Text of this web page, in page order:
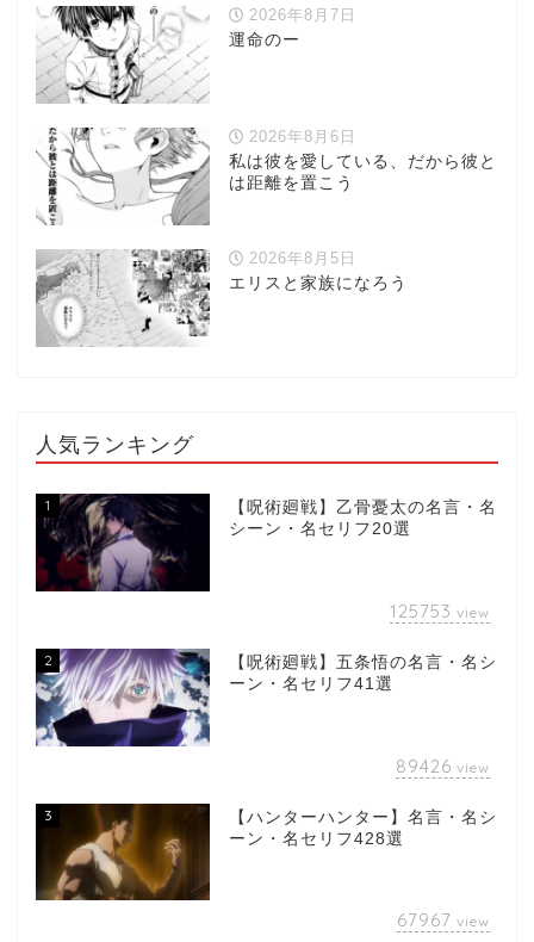
2026年8月7日
運命のー
2026年8月6日
私は彼を愛している、だから彼と
は距離を置こう
2026年8月5日
エリスと家族になろう
人気ランキング
1
【呪術廻戦】乙骨憂太の名言・名
シーン・名セリフ20選
125753 view
2
【呪術廻戦】五条悟の名言・名シ
ーン・名セリフ41選
89426 view
3
【ハンターハンター】名言・名シ
ーン・名セリフ428選
67967 view